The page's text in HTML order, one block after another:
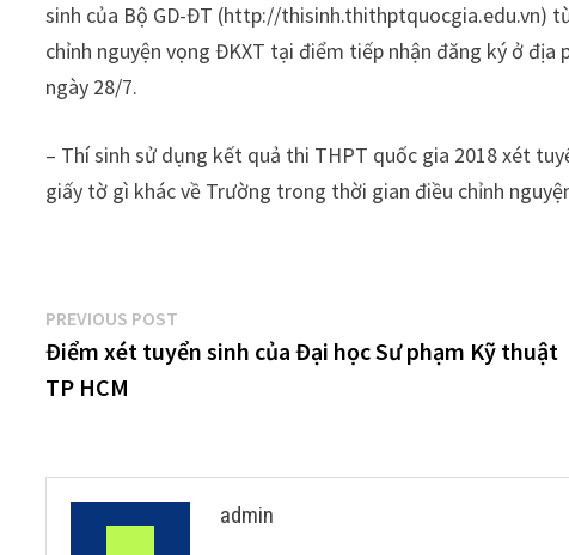
sinh của Bộ GD-ĐT (http://thisinh.thithptquocgia.edu.vn)
chỉnh nguyện vọng ĐKXT tại điểm tiếp nhận đăng ký ở
ngày 28/7.
– Thí sinh sử dụng kết quả thi THPT quốc gia 2018 xét
giấy tờ gì khác về Trường trong thời gian điều chỉnh
Điều
hướng
PREVIOUS POST
post:
Điểm xét tuyển sinh của Đại học Sư phạm Kỹ thuật
TP HCM
admin